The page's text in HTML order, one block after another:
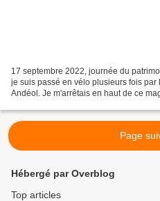
17 septembre 2022, journée du
je suis passé en vélo plusieurs fois
Andéol. Je m'arrêtais en haut de ce
Page
Hébergé par Overblog
Top articles